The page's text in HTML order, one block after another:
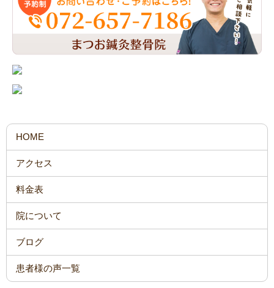
HOME
アクセス
料金表
院について
ブログ
患者様の声一覧